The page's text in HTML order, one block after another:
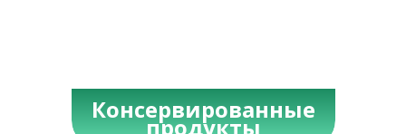
Консервированные
продукты